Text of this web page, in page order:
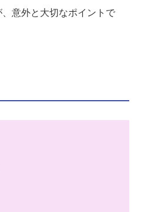
意外と大切なポイントで